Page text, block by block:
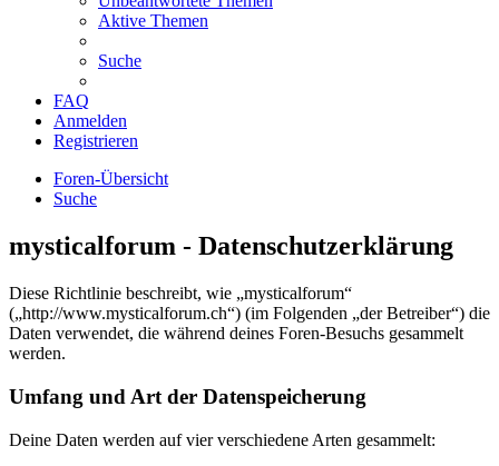
Aktive Themen
Suche
FAQ
Anmelden
Registrieren
Foren-Übersicht
Suche
mysticalforum - Datenschutzerklärung
Diese Richtlinie beschreibt, wie „mysticalforum“
(„http://www.mysticalforum.ch“) (im Folgenden „der Betreiber“) die
Daten verwendet, die während deines Foren-Besuchs gesammelt
werden.
Umfang und Art der Datenspeicherung
Deine Daten werden auf vier verschiedene Arten gesammelt: